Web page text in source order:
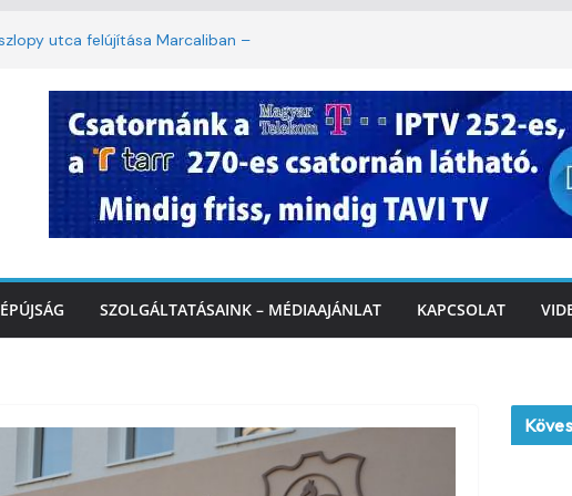
utca felújítása Marcaliban –
lakossági felháborodást váltott ki a
Marcaliban – VIDEÓ
– az első félidő végén
SZOLGÁLTATÁSAINK – MÉDIAAJÁNLAT KAPCSOLAT